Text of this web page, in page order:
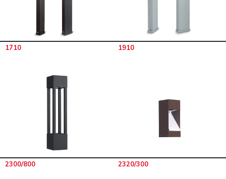
1710 1910
2300/800 2320/300